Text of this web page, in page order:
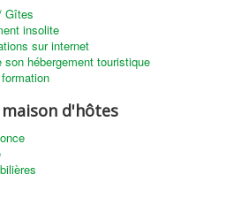
Gîtes
insolite
sur internet
hébergement touristique
d'hôtes